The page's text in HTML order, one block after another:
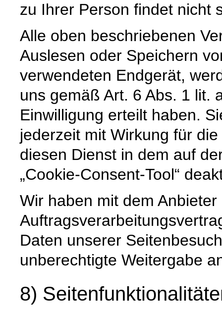
zu Ihrer Person findet nicht
Alle oben beschriebenen
Auslesen oder Speichern
verwendeten Endgerät,
uns gemäß Art. 6 Abs. 1 lit.
Einwilligung erteilt haben.
jederzeit mit Wirkung für
diesen Dienst in dem auf
„Cookie-Consent-Tool“
Wir haben mit dem Anbieter
Daten unserer
unberechtigte Weitergabe
8)